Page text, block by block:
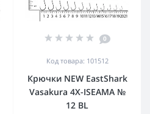
0
Код товара: 101512
Крючки NEW EastShark
Vasakura 4X-ISEAMA №
12 BL